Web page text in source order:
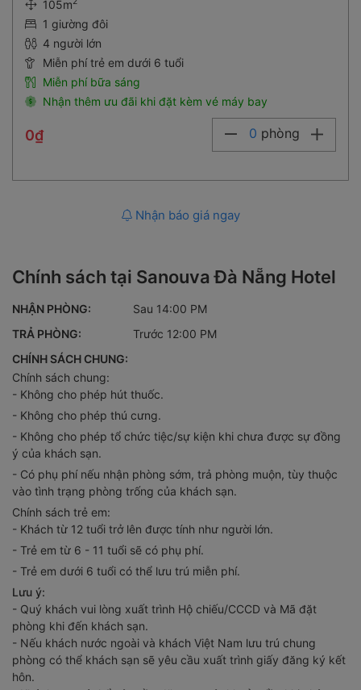
1 giường đôi
4 người lớn
Miễn phí trẻ em dưới 6 tuổi
Miễn phí bữa sáng
Nhận thêm ưu đãi khi đặt kèm vé máy bay
0 phòng
Chính sách tại Sanouva Đà Nẵng Hotel
Chính sách chung:
- Không cho phép hút thuốc.
- Không cho phép thú cưng.
- Không cho phép tổ chức tiệc/sự kiện khi chưa được sự đồng
ý của khách sạn.
- Có phụ phí nếu nhận phòng sớm, trả phòng muộn, tùy thuộc
vào tình trạng phòng trống của khách sạn.
Chính sách trẻ em:
- Khách từ 12 tuổi trở lên được tính như người lớn.
- Trẻ em từ 6 - 11 tuổi sẽ có phụ phí.
- Trẻ em dưới 6 tuổi có thể lưu trú miễn phí.
Lưu ý:
- Quý khách vui lòng xuất trình Hộ chiếu/CCCD và Mã đặt
phòng khi đến khách sạn.
- Nếu khách nước ngoài và khách Việt Nam lưu trú chung
phòng có thể khách sạn sẽ yêu cầu xuất trình giấy đăng ký kết
hôn.
- Khách sạn có thể yêu cầu đặt cọc một khoản tiền khi nhận